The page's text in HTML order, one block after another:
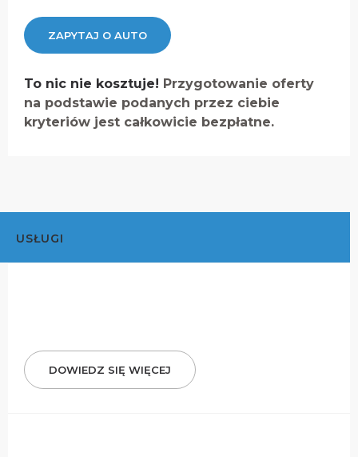
ZAPYTAJ O AUTO
To nic nie kosztuje! Przygotowanie oferty
na podstawie podanych przez ciebie
kryteriów jest całkowicie bezpłatne.
USŁUGI
DOWIEDZ SIĘ WIĘCEJ